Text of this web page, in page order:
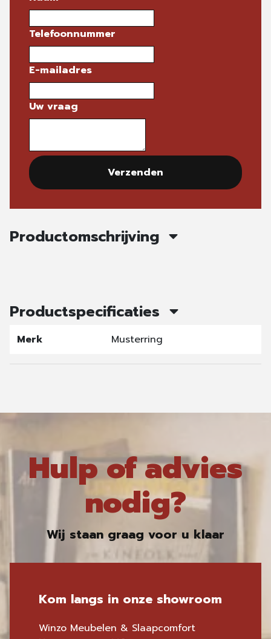
Telefoonnummer
E-mailadres
Uw vraag
Verzenden
Productomschrijving
Productspecificaties
Merk Musterring
Hulp of advies
nodig?
Wij staan graag voor u klaar
Kom langs in onze showroom
Winzo Meubelen & Slaapcomfort